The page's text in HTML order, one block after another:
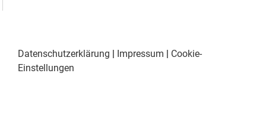
Datenschutzerklärung Impressum
Cookie-
Einstellungen